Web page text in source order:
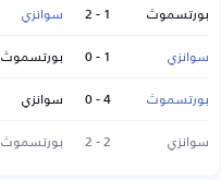
بورتسموث 1 - 2 سوانزي
سوانزي
1 - 0 بورتسموث
بورتسموث
4 - 0 سوانزي
سوانزي
2 - 2 بورتسموث